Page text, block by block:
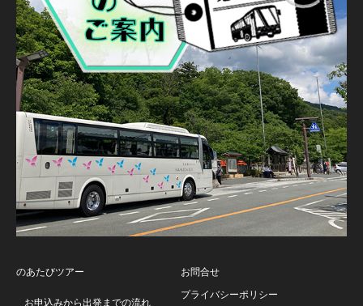
のあたびツアー
お申込みから出発までの流れ
お問合せ
プライバシーポリシー